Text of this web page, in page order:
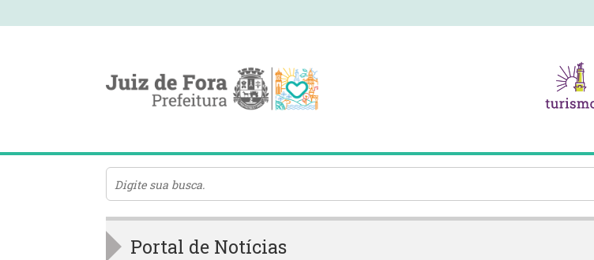
Portal de Notícias